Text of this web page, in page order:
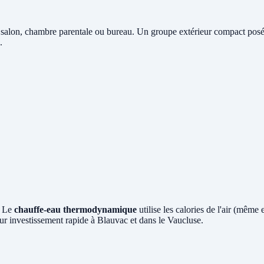
chambre parentale ou bureau. Un groupe extérieur compact
Le chauffe-eau thermodynamique utilise les calories de l'air (même
investissement rapide à Blauvac et dans le Vaucluse.